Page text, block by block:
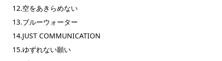
12.空をあきらめない
13.ブルーウォーター
14.JUST COMMUNICATION
15.ゆずれない願い